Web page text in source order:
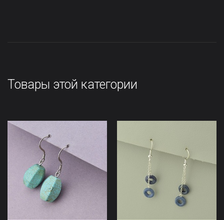
Товары этой категории